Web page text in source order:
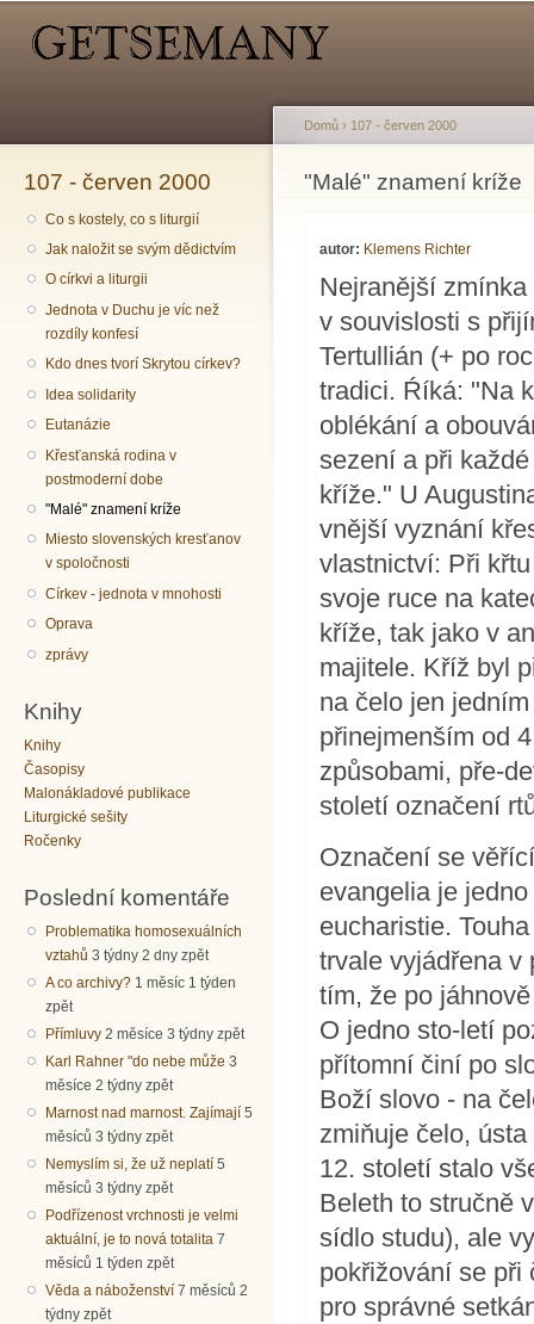
107 - červen 2000
Co s kostely, co s liturgií
Jak naložit se svým dědictvím
O církvi a liturgii
Jednota v Duchu je víc než
rozdíly konfesí
Kdo dnes tvorí Skrytou církev?
Idea solidarity
Eutanázie
Křesťanská rodina v
postmoderní dobe
"Malé" znamení kríže
Miesto slovenských kresťanov
v spoločnosti
Církev - jednota v mnohosti
Oprava
zprávy
Knihy
Knihy
Časopisy
Malonákladové publikace
Liturgické sešity
Ročenky
Poslední komentáře
Problematika homosexuálních
vztahů 3 týdny 2 dny zpět
A co archivy? 1 měsíc 1 týden
zpět
Přímluvy 2 měsíce 3 týdny zpět
Karl Rahner "do nebe může 3
měsíce 2 týdny zpět
Marnost nad marnost. Zajímají 5
měsíců 3 týdny zpět
Nemyslím si, že už neplatí 5
měsíců 3 týdny zpět
Podřízenost vrchnosti je velmi
aktuální, je to nová totalita 7
měsíců 1 týden zpět
Věda a náboženství 7 měsíců 2
týdny zpět
Jste zde
Domů › 107 - červen 2000
"Malé" znamení kríže
autor: Klemens Richter
Nejranější
v souvislosti s
Tertullián (+ po
tradici. Ŕíká: "Na
oblékání a
sezení a při
kříže." U
vnější vyznání
vlastnictví: Při
svoje ruce na
kříže, tak jako v
majitele. Kříž byl
na čelo jen
přinejmenším od
způsobami, pře-
století označení
Označení se
evangelia je
eucharistie.
trvale vyjádřena v
tím, že po
O jedno sto-letí
přítomní činí po
Boží slovo - na
zmiňuje čelo,
12. století stalo
Beleth to stručně
sídlo studu), ale
pokřižování se při
pro správné